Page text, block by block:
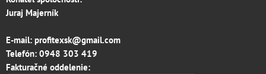
Juraj Majerník
E-mail: profitexsk@gmail.com
Telefón: 0948 303 419
Fakturačné oddelenie: